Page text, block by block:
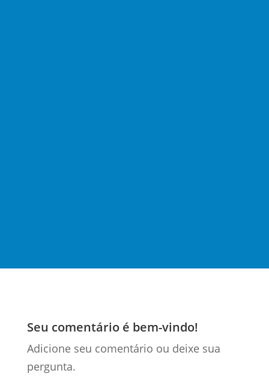
Seu comentário é bem-vindo!
Adicione seu comentário ou deixe sua
pergunta.